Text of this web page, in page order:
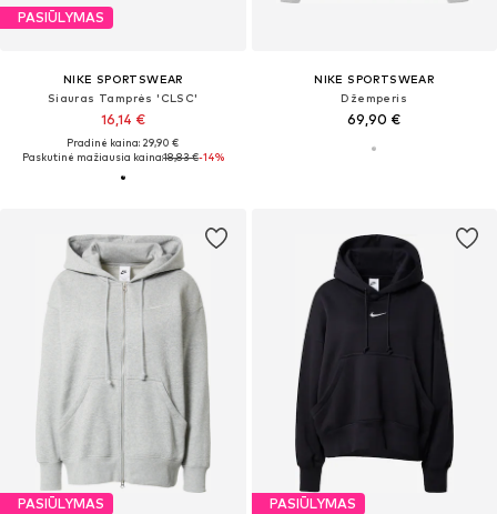
PASIŪLYMAS
NIKE SPORTSWEAR
Siauras Tamprės 'CLSC'
16,14 €
Pradinė kaina: 29,90 €
Paskutinė mažiausia kaina:18,83 €-14%
NIKE SPORTSWEAR
Džemperis
69,90 €
PASIŪLYMAS PASIŪLYMAS